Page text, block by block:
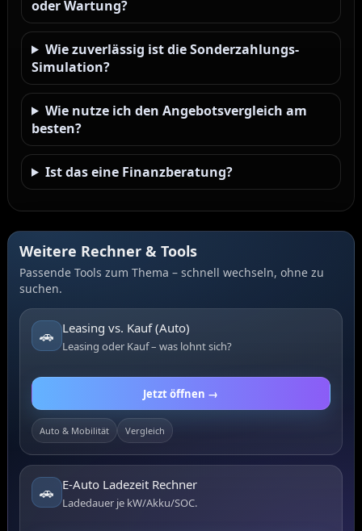
oder Wartung?
Wie zuverlässig ist die Sonderzahlungs-
Simulation?
Wie nutze ich den Angebotsvergleich am
besten?
Ist das eine Finanzberatung?
Weitere Rechner & Tools
Passende Tools zum Thema – schnell wechseln, ohne zu
suchen.
🚗 Leasing vs. Kauf (Auto)
Leasing oder Kauf – was lohnt sich?
Jetzt öffnen →
Auto & Mobilität Vergleich
🚗 E-Auto Ladezeit Rechner
Ladedauer je kW/Akku/SOC.